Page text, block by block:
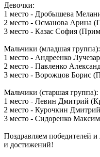
Девочки:
1 место - Дробышева
2 место - Османова Арина
3 место - Казас София
Мальчики (младшая группа):
1 место - Андреенко
2 место - Павленко
3 место - Ворожцов Борис
Мальчики (старшая группа):
1 место - Левин Дмитрий
2 место - Курочкин
3 место - Сидоренко
Поздравляем победителей
и достижений!